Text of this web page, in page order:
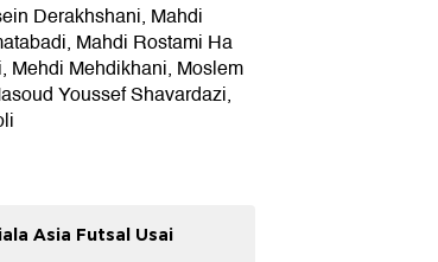
Derakhshani, Mahdi
Mahdi Rostami Ha
Mehdi Mehdikhani, Moslem
Youssef Shavardazi,
Asia Futsal Usai